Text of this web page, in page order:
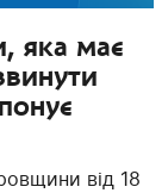
яка має
від 18